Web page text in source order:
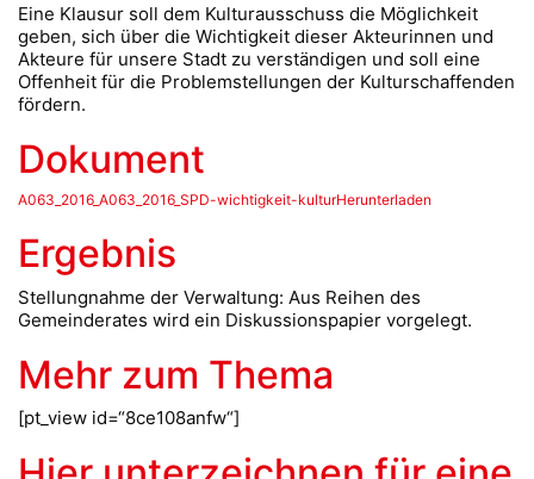
Eine Klausur soll dem Kulturausschuss die Möglichkeit
geben, sich über die Wichtigkeit dieser Akteurinnen und
Akteure für unsere Stadt zu verständigen und soll eine
Offenheit für die Problemstellungen der Kulturschaffenden
fördern.
Dokument
A063_2016_A063_2016_SPD-wichtigkeit-kulturHerunterladen
Ergebnis
Stellungnahme der Verwaltung: Aus Reihen des
Gemeinderates wird ein Diskussionspapier vorgelegt.
Mehr zum Thema
[pt_view id=“8ce108anfw“]